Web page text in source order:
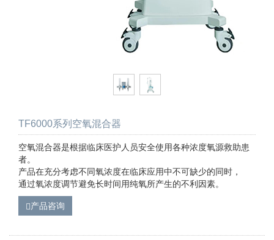
TF6000系列空氧混合器
空氧混合器是根据临床医护人员安全使用各种浓度氧源救助患
者。
产品在充分考虑不同氧浓度在临床应用中不可缺少的同时，
通过氧浓度调节避免长时间用纯氧所产生的不利因素。
产品咨询